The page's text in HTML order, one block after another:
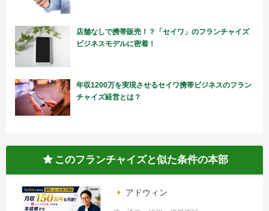
店舗なしで携帯販売！？「セイワ」のフランチャイズ
ビジネスモデルに密着！
年収1200万を実現させるセイワ携帯ビジネスのフラン
チャイズ経営とは？
このフランチャイズと似た条件の本部
アドウィン